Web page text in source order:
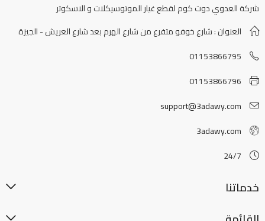
شركة العدوي دوت كوم لقطع غيار الموتوسيكلات و الاسكوتر
العنوان : شارع خوفو متفرع من شارع الهرم بعد شارع العريش - الجيزة
01153866795
01153866796
support@3adawy.com
3adawy.com
24/7
خدماتنا